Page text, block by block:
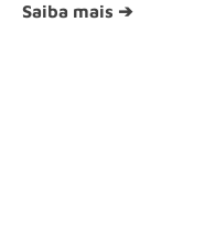
Saiba mais ➔